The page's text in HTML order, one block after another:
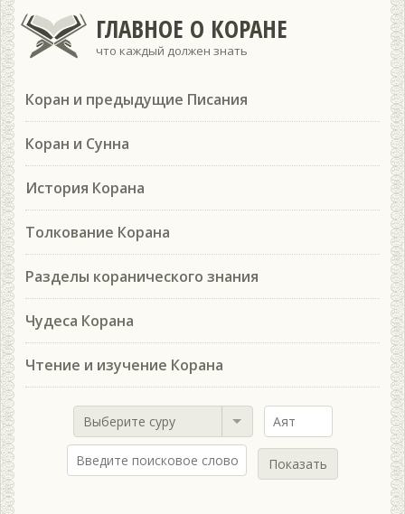
ГЛАВНОЕ О КОРАНЕ
что каждый должен знать
Коран и предыдущие Писания
Коран и Сунна
История Корана
Толкование Корана
Разделы коранического знания
Чудеса Корана
Чтение и изучение Корана
Выберите суру
Показать